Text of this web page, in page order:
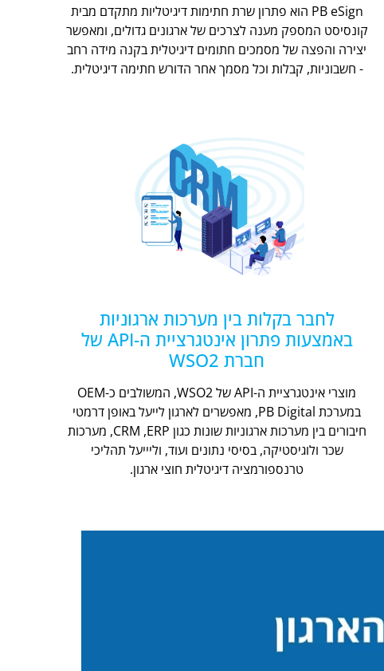
PB eSign הוא פתרון שרת חתימות דיגיטליות מתקדם מבית
קונסיסט המספק מענה לצרכים של ארגונים גדולים, ומאפשר
יצירה והפצה של מסמכים חתומים דיגיטלית בקנה מידה רחב
- חשבוניות, קבלות וכל מסמך אחר הדורש חתימה דיגיטלית.
לחבר בקלות בין מערכות ארגוניות
באמצעות פתרון אינטגרציית ה-API של
חברת WSO2
מוצרי אינטגרציית ה-API של WSO2, המשולבים כ-OEM
במערכת PB Digital, מאפשרים לארגון לייעל באופן דרמטי
חיבורים בין מערכות ארגוניות שונות כגון CRM ,ERP, מערכות
שכר ולוגיסטיקה, בסיסי נתונים ועוד, וליייעל תהליכי
טרנספורמציה דיגיטלית חוצי ארגון.